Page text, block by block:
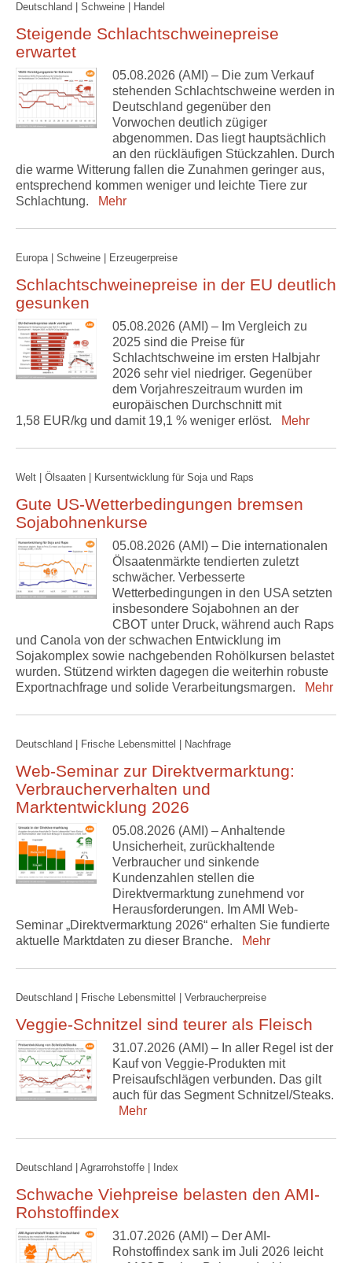
Deutschland | Schweine | Handel
Steigende Schlachtschweinepreise
erwartet
05.08.2026 (AMI) – Die zum Verkauf
stehenden Schlachtschweine werden in
Deutschland gegenüber den
Vorwochen deutlich zügiger
abgenommen. Das liegt hauptsächlich
an den rückläufigen Stückzahlen. Durch
die warme Witterung fallen die Zunahmen geringer aus,
entsprechend kommen weniger und leichte Tiere zur
Schlachtung.
Mehr
Europa | Schweine | Erzeugerpreise
Schlachtschweinepreise in der EU deutlich
gesunken
05.08.2026 (AMI) – Im Vergleich zu
2025 sind die Preise für
Schlachtschweine im ersten Halbjahr
2026 sehr viel niedriger. Gegenüber
dem Vorjahreszeitraum wurden im
europäischen Durchschnitt mit
1,58 EUR/kg und damit 19,1 % weniger erlöst.
Mehr
Welt | Ölsaaten | Kursentwicklung für Soja und Raps
Gute US-Wetterbedingungen bremsen
Sojabohnenkurse
05.08.2026 (AMI) – Die internationalen
Ölsaatenmärkte tendierten zuletzt
schwächer. Verbesserte
Wetterbedingungen in den USA setzten
insbesondere Sojabohnen an der
CBOT unter Druck, während auch Raps
und Canola von der schwachen Entwicklung im
Sojakomplex sowie nachgebenden Rohölkursen belastet
wurden. Stützend wirkten dagegen die weiterhin robuste
Exportnachfrage und solide Verarbeitungsmargen.
Mehr
Deutschland | Frische Lebensmittel | Nachfrage
Web-Seminar zur Direktvermarktung:
Verbraucherverhalten und
Marktentwicklung 2026
05.08.2026 (AMI) – Anhaltende
Unsicherheit, zurückhaltende
Verbraucher und sinkende
Kundenzahlen stellen die
Direktvermarktung zunehmend vor
Herausforderungen. Im AMI Web-
Seminar „Direktvermarktung 2026“ erhalten Sie fundierte
aktuelle Marktdaten zu dieser Branche.
Mehr
Deutschland | Frische Lebensmittel | Verbraucherpreise
Veggie-Schnitzel sind teurer als Fleisch
31.07.2026 (AMI) – In aller Regel ist der
Kauf von Veggie-Produkten mit
Preisaufschlägen verbunden. Das gilt
auch für das Segment Schnitzel/Steaks.
Mehr
Deutschland | Agrarrohstoffe | Index
Schwache Viehpreise belasten den AMI-
Rohstoffindex
31.07.2026 (AMI) – Der AMI-
Rohstoffindex sank im Juli 2026 leicht